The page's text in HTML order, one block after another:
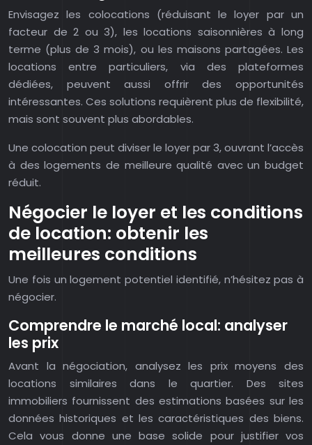
Envisagez les colocations (réduisant le loyer par un
facteur de 2 ou 3), les locations saisonnières à long
terme (plus de 3 mois), ou les maisons partagées. Les
locations entre particuliers, via des plateformes
dédiées, peuvent aussi offrir des opportunités
intéressantes. Ces solutions requièrent plus de flexibilité,
mais sont souvent plus abordables.
Une colocation peut diviser le loyer par 3, ouvrant l’accès
à des logements de meilleure qualité avec un budget
réduit.
Négocier le loyer et les conditions
de location: obtenir les
meilleures conditions
Une fois un logement potentiel identifié, n’hésitez pas à
négocier.
Comprendre le marché local: analyser
les prix
Avant la négociation, analysez les prix moyens des
locations similaires dans le quartier. Des sites
immobiliers fournissent des estimations basées sur les
données historiques et les caractéristiques des biens.
Cela vous donne une base solide pour justifier vos